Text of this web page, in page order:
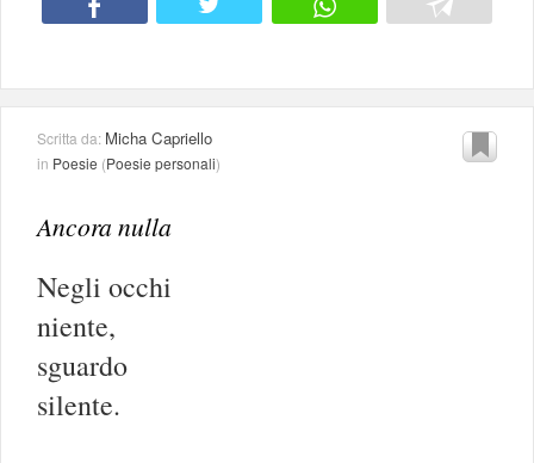
Scritta da: Micha Capriello
in Poesie (Poesie personali)
Ancora nulla
Negli occhi
niente,
sguardo
silente.